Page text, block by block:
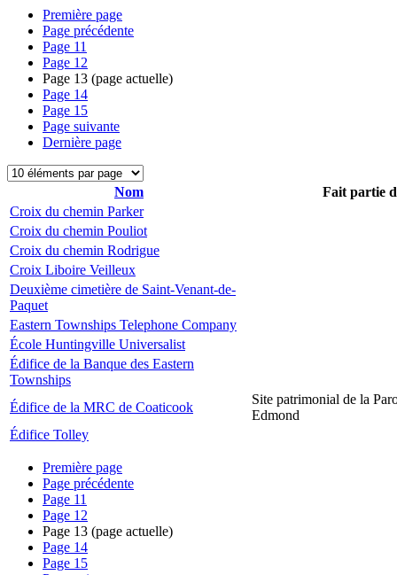
Première page
Page précédente
Page 11
Page 12
Page 13 (page actuelle)
Page 14
Page 15
Page suivante
Dernière page
Nom
Fait partie
Croix du chemin Parker
Croix du chemin Pouliot
Croix du chemin Rodrigue
Croix Liboire Veilleux
Deuxième cimetière de Saint-Venant-de-
Paquet
Eastern Townships Telephone Company
École Huntingville Universalist
Édifice de la Banque des Eastern
Townships
Édifice de la MRC de Coaticook
Site patrimonial de la
Edmond
Édifice Tolley
Première page
Page précédente
Page 11
Page 12
Page 13 (page actuelle)
Page 14
Page 15